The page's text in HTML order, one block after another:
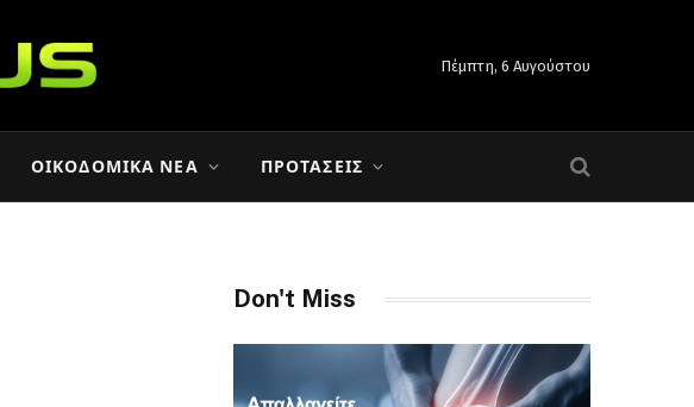
Πέμπτη, 6 Αυγούστου
ΟΙΚΟΔΟΜΙΚΆ ΝΈΑ ΠΡΟΤΆΣΕΙΣ
Don't Miss